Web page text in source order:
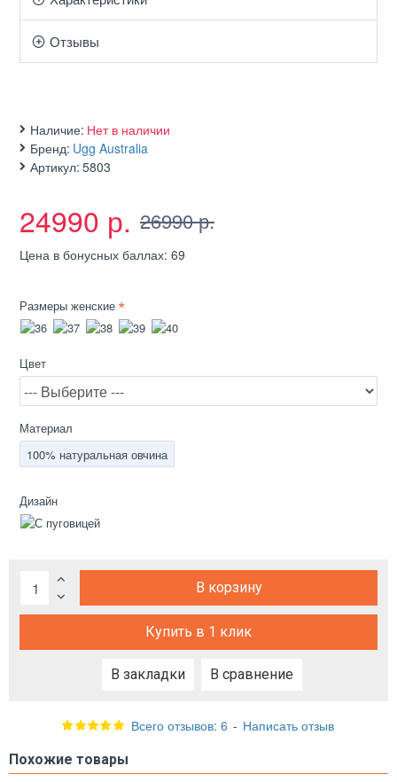
Отзывы
Наличие: Нет в наличии
Бренд: Ugg Australia
Артикул: 5803
Всего отзывов: 6 - Написать отзыв
24990 р. 26990 р.
Цена в бонусных баллах: 69
Размеры женские
Цвет
Материал
100% натуральная овчина
Дизайн
В корзину
Купить в 1 клик
В закладки В сравнение
Похожие товары